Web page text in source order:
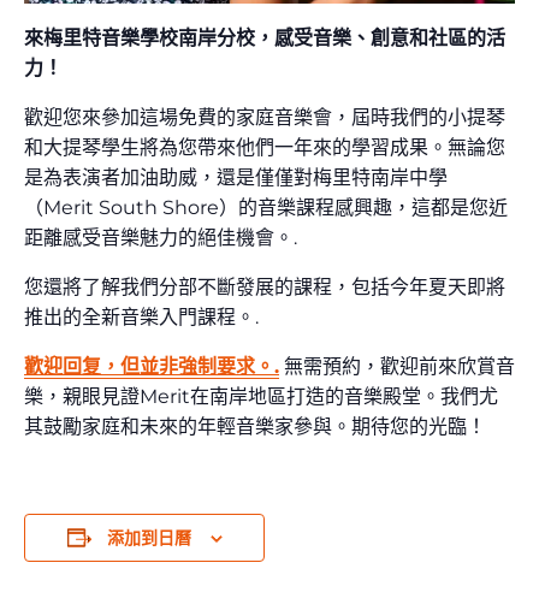
來梅里特音樂學校南岸分校，感受音樂、創意和社區的活
力！
歡迎您來參加這場免費的家庭音樂會，屆時我們的小提琴
和大提琴學生將為您帶來他們一年來的學習成果。無論您
是為表演者加油助威，還是僅僅對梅里特南岸中學
（Merit South Shore）的音樂課程感興趣，這都是您近
距離感受音樂魅力的絕佳機會。.
您還將了解我們分部不斷發展的課程，包括今年夏天即將
推出的全新音樂入門課程。.
歡迎回复，但並非強制要求。. 無需預約，歡迎前來欣賞音
樂，親眼見證Merit在南岸地區打造的音樂殿堂。我們尤
其鼓勵家庭和未來的年輕音樂家參與。期待您的光臨！
添加到日曆